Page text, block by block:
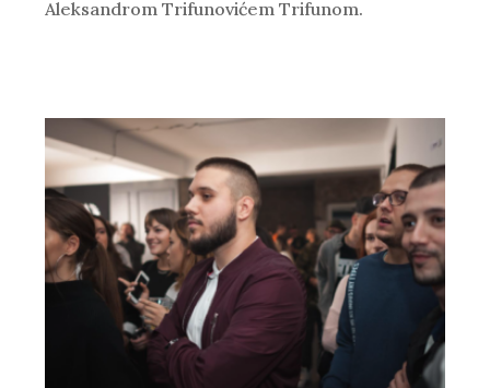
Aleksandrom Trifunovićem Trifunom.